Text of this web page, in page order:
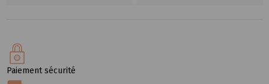
Paiement sécurité